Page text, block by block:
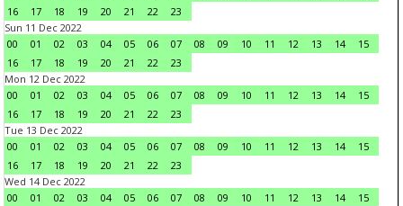
16
17 18 19 20 21 22
23
Sun 11 Dec 2022
00
01 02 03 04 05 06 07 08 09 10 11 12 13 14
15
16
17 18 19 20 21 22
23
Mon 12 Dec 2022
00
01 02 03 04 05 06 07 08 09 10 11 12 13 14
15
16
17 18 19 20 21 22
23
Tue 13 Dec 2022
00
01 02 03 04 05 06 07 08 09 10 11 12 13 14
15
16
17 18 19 20 21 22
23
Wed 14 Dec 2022
00
01 02 03 04 05 06 07 08 09 10 11 12 13 14
15